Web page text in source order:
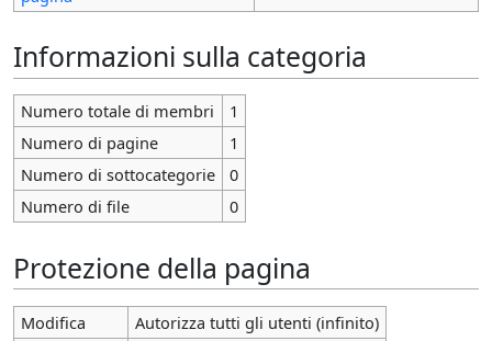
Informazioni sulla categoria
Numero totale di membri
1
Numero di pagine
1
Numero di sottocategorie
0
Numero di file
0
Protezione della pagina
Modifica
Autorizza tutti gli utenti (infinito)